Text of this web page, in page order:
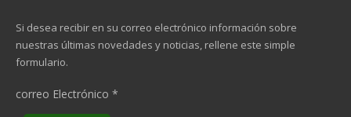
Si desea recibir en su correo electrónico información sobre
nuestras últimas novedades y noticias, rellene este simple
formulario.
correo Electrónico *